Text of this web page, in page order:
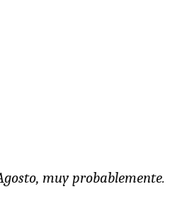
muy probablemente.